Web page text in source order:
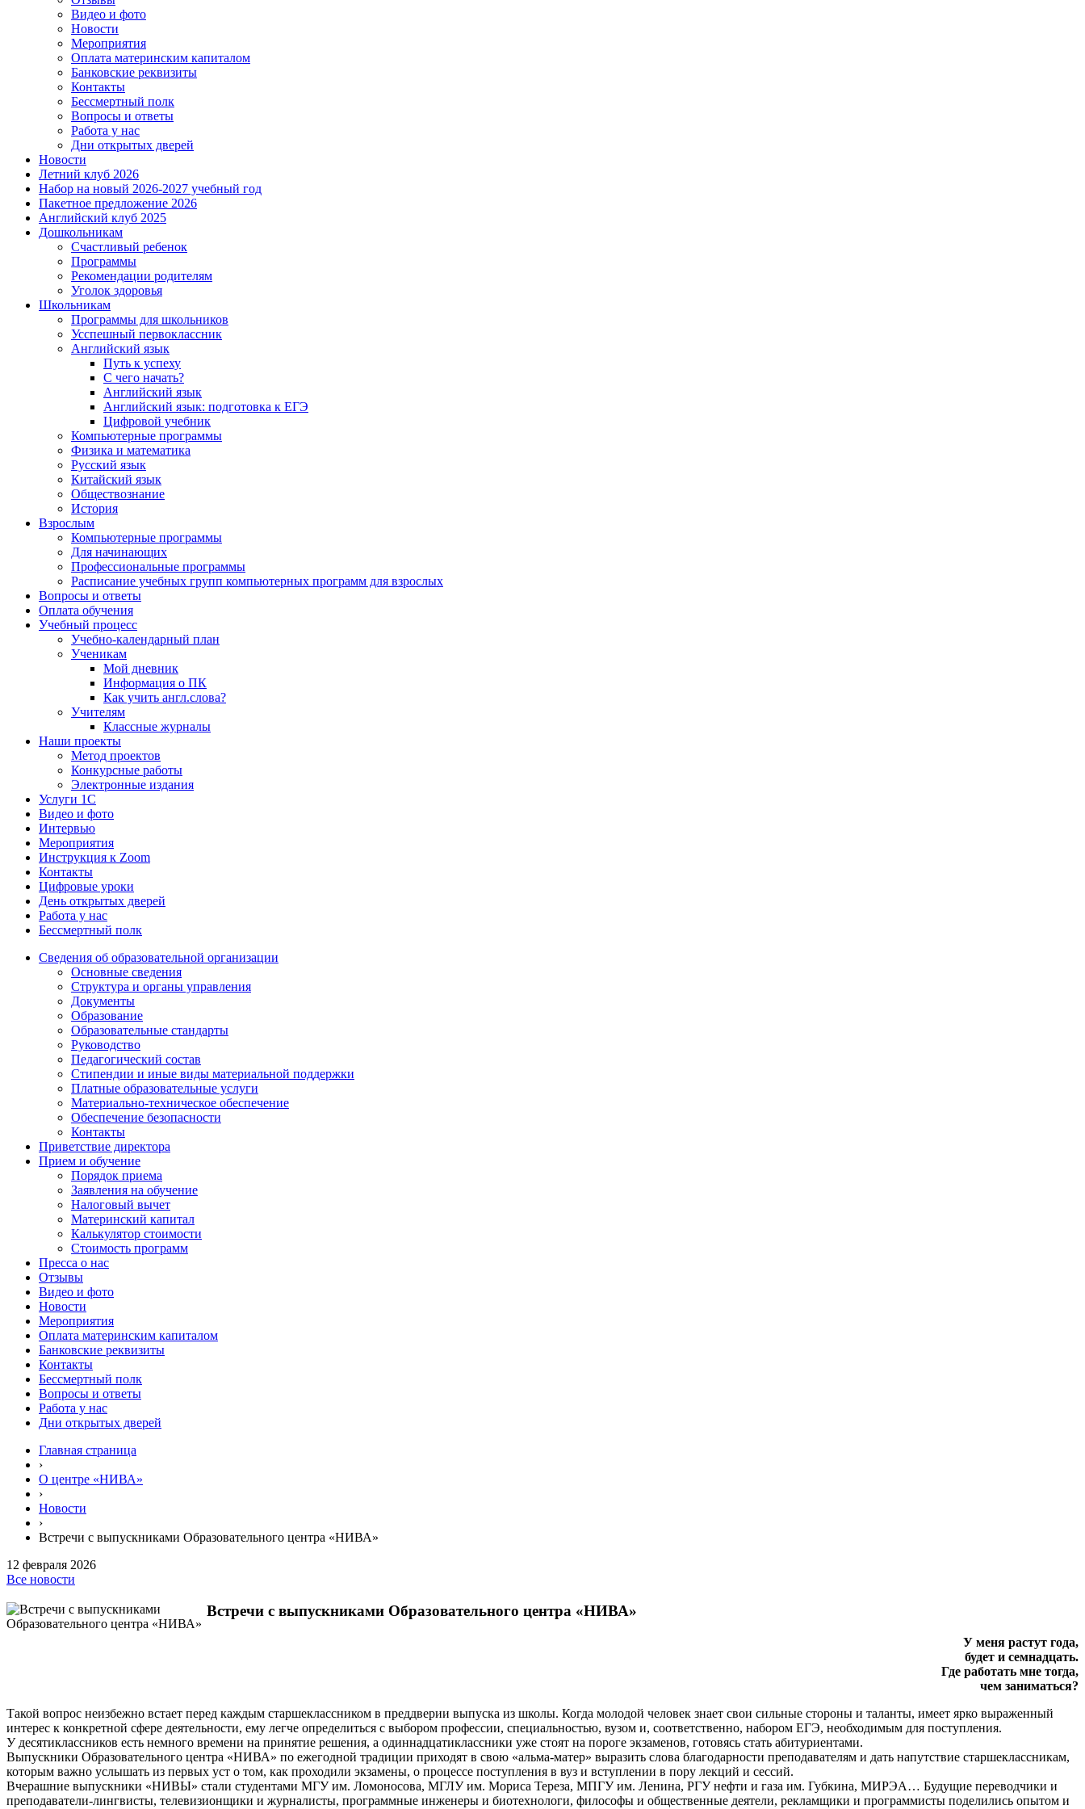
Видео и фото
Новости
Мероприятия
Оплата материнским капиталом
Банковские реквизиты
Контакты
Бессмертный полк
Вопросы и ответы
Работа у нас
Дни открытых дверей
Новости
Летний клуб 2026
Набор на новый 2026-2027 учебный год
Пакетное предложение 2026
Английский клуб 2025
Дошкольникам
Счастливый ребенок
Программы
Рекомендации родителям
Уголок здоровья
Школьникам
Программы для школьников
Усспешный первоклассник
Английский язык
Путь к успеху
С чего начать?
Английский язык
Английский язык: подготовка к ЕГЭ
Цифровой учебник
Компьютерные программы
Физика и математика
Русский язык
Китайский язык
Обществознание
История
Взрослым
Компьютерные программы
Для начинающих
Профессиональные программы
Расписание учебных групп компьютерных программ для взрослых
Вопросы и ответы
Оплата обучения
Учебный процесс
Учебно-календарный план
Ученикам
Мой дневник
Информация о ПК
Как учить англ.слова?
Учителям
Классные журналы
Наши проекты
Метод проектов
Конкурсные работы
Электронные издания
Услуги 1C
Видео и фото
Интервью
Мероприятия
Инструкция к Zoom
Контакты
Цифровые уроки
День открытых дверей
Работа у нас
Бессмертный полк
Сведения об образовательной организации
Основные сведения
Структура и органы управления
Документы
Образование
Образовательные стандарты
Руководство
Педагогический состав
Стипендии и иные виды материальной поддержки
Платные образовательные услуги
Материально-техническое обеспечение
Обеспечение безопасности
Контакты
Приветствие директора
Прием и обучение
Порядок приема
Заявления на обучение
Налоговый вычет
Материнский капитал
Калькулятор стоимости
Стоимость программ
Пресса о нас
Отзывы
Видео и фото
Новости
Мероприятия
Оплата материнским капиталом
Банковские реквизиты
Контакты
Бессмертный полк
Вопросы и ответы
Работа у нас
Дни открытых дверей
Главная страница
›
О центре «НИВА»
›
Новости
›
Встречи с выпускниками Образовательного центра «НИВА»
12 февраля 2026
Все новости
Встречи с выпускниками Образовательного центра «НИВА»
У меня растут года,
будет и семнадцать.
Где работать мне тогда,
чем заниматься?
Такой вопрос неизбежно встает перед каждым старшеклассником в преддверии выпуска из школы. Когда молодой человек знает свои сильные стороны и таланты, имеет ярко выраженный
интерес к конкретной сфере деятельности, ему легче определиться с выбором профессии, специальностью, вузом и, соответственно, набором ЕГЭ, необходимым для поступления.
У десятиклассников есть немного времени на принятие решения, а одиннадцатиклассники уже стоят на пороге экзаменов, готовясь стать абитуриентами.
Выпускники Образовательного центра «НИВА» по ежегодной традиции приходят в свою «альма-матер» выразить слова благодарности преподавателям и дать напутствие старшеклассникам,
которым важно услышать из первых уст о том, как проходили экзамены, о процессе поступления в вуз и вступлении в пору лекций и сессий.
Вчерашние выпускники «НИВЫ» стали студентами МГУ им. Ломоносова, МГЛУ им. Мориса Тереза, МПГУ им. Ленина, РГУ нефти и газа им. Губкина, МИРЭА… Будущие переводчики и
преподаватели-лингвисты, телевизионщики и журналисты, программные инженеры и биотехнологи, философы и общественные деятели, рекламщики и программисты поделились опытом и